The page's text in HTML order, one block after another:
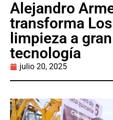
Alejandro
transforma
limpieza a
tecnología
julio 20, 2025